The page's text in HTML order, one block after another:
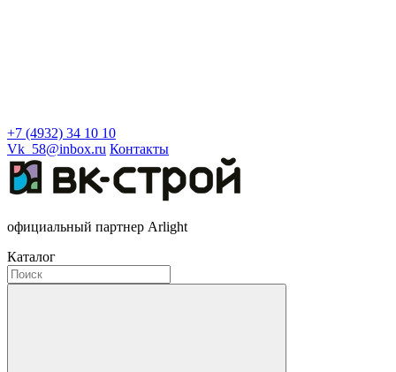
+7 (4932) 34 10 10
Vk_58@inbox.ru Контакты
официальный партнер Arlight
Каталог